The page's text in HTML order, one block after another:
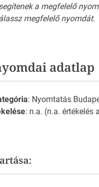
a megfelelő
megfelelő nyomdát.
adatlap
: Nyomtatás
: n.a. (n.a. értékelés